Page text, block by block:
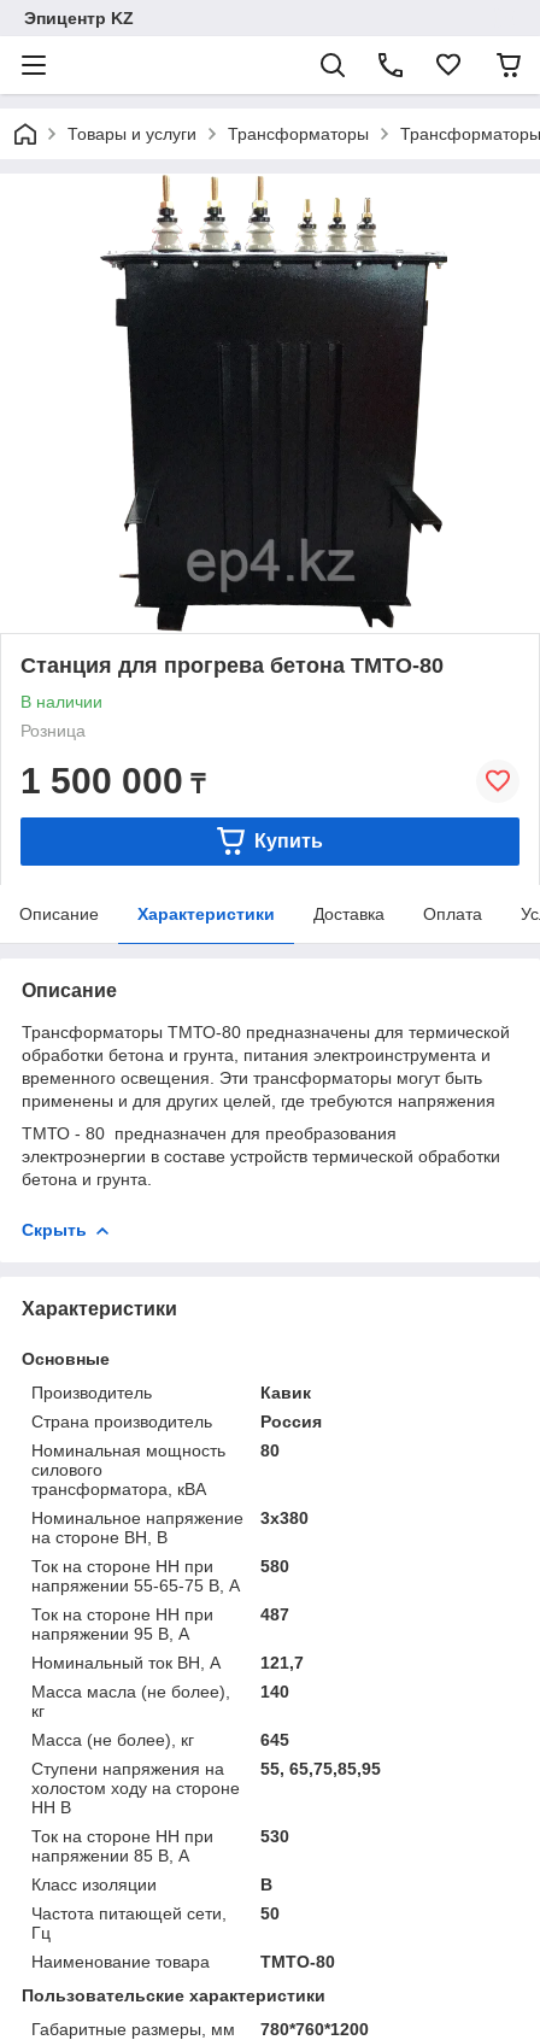
Эпицентр KZ
Товары и услуги Трансформаторы
Станция для прогрева бетона ТМТО-80
В наличии
Розница
1 500 000 ₸
Купить
Описание Характеристики Доставка Оплата
Описание
Трансформаторы ТМТО-80 предназначены для термической
обработки бетона и грунта, питания электроинструмента и
временного освещения. Эти трансформаторы могут быть
применены и для других целей, где требуются напряжения
ТМТО - 80 предназначен для преобразования
электроэнергии в составе устройств термической обработки
бетона и грунта.
Скрыть
Характеристики
Основные
Производитель
Кавик
Страна производитель
Россия
Номинальная мощность
силового
трансформатора, кВА
80
Номинальное напряжение
на стороне ВН, В
3х380
Ток на стороне НН при
напряжении 55-65-75 В, А
580
Ток на стороне НН при
напряжении 95 В, А
487
Номинальный ток ВН, А
121,7
Масса масла (не более),
кг
140
Масса (не более), кг
645
Ступени напряжения на
холостом ходу на стороне
НН В
55, 65,75,85,95
Ток на стороне НН при
напряжении 85 В, А
530
Класс изоляции
В
Частота питающей сети,
Гц
50
Наименование товара
ТМТО-80
Пользовательские характеристики
Габаритные размеры, мм
780*760*1200